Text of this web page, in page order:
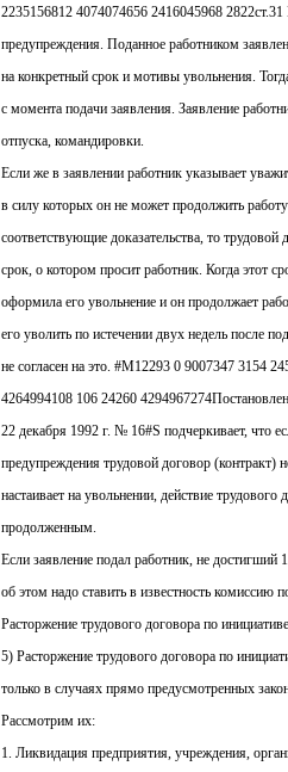
2235156812 4074074656 2416045968
предупреждения. Поданное работником
на конкретный срок и мотивы увольнения.
с момента подачи заявления. Заявление
отпуска, командировки.
Если же в заявлении работник указывает
в силу которых он не может продолжить
соответствующие доказательства, то трудовой
срок, о котором просит работник. Когда этот
оформила его увольнение и он продолжает
его уволить по истечении двух недель после
не согласен на это. #M12293 0 9007347 3154
4264994108 106 24260
22 декабря 1992 г. № 16#S подчеркивает, что
предупреждения трудовой договор (контракт)
настаивает на увольнении, действие трудового
продолженным.
Если заявление подал работник, не достигший
об этом надо ставить в известность комиссию
Расторжение трудового договора по
5) Расторжение трудового договора по
только в случаях прямо предусмотренных
Рассмотрим их:
1. Ликвидация предприятия, учреждения,